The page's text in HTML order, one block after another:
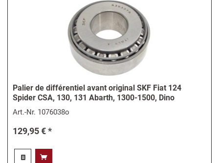
Palier de différentiel avant original SKF Fiat 124
Spider CSA, 130, 131 Abarth, 1300-1500, Dino
Art.-Nr. 1076038o
129,95 € *